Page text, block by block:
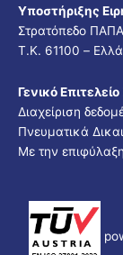
Υποστήριξης
Στρατόπεδο
Τ.Κ. 61100 –
Γενικό
Διαχείριση
Πνευματικά
Με την